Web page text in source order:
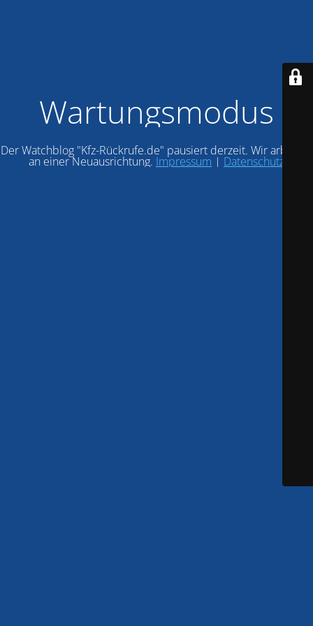
Wartungsmodus
Der Watchblog "Kfz-Rückrufe.de" pausiert derzeit. Wir arbeiten
an einer Neuausrichtung. Impressum | Datenschutz